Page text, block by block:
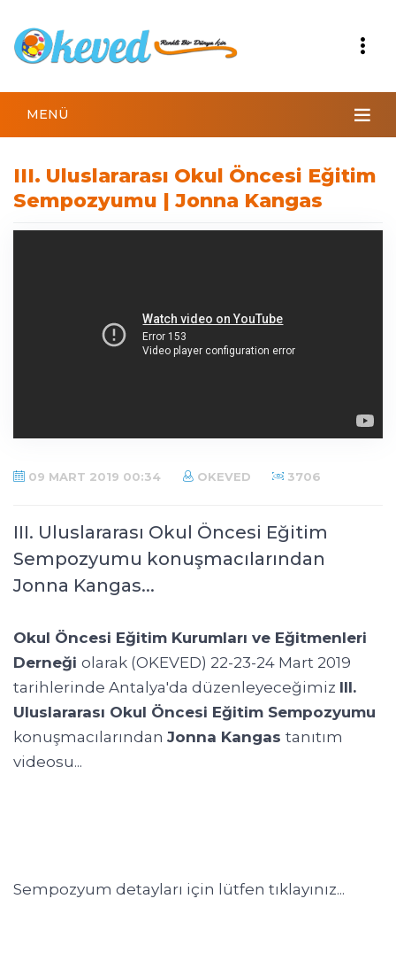
MENÜ
III. Uluslararası Okul Öncesi Eğitim
Sempozyumu | Jonna Kangas
09 MART 2019 00:34 OKEVED 3706
III. Uluslararası Okul Öncesi Eğitim
Sempozyumu konuşmacılarından
Jonna Kangas...
Okul Öncesi Eğitim Kurumları ve Eğitmenleri
Derneği olarak (OKEVED) 22-23-24 Mart 2019
tarihlerinde Antalya'da düzenleyeceğimiz III.
Uluslararası Okul Öncesi Eğitim Sempozyumu
konuşmacılarından Jonna Kangas tanıtım
videosu...
Sempozyum detayları için lütfen tıklayınız...